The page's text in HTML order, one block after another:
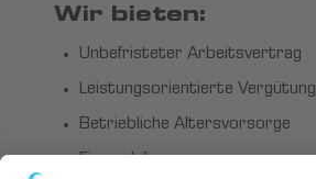
Wir bieten:
Unbefristeter Arbeitsvertrag
Leistungsorientierte Vergütung
Betriebliche Altersvorsorge
Firmenbike